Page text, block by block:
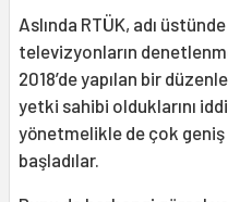
Aslında RTÜK, adı
televizyonların
2018’de yapılan bir
yetki sahibi olduklarını
yönetmelikle de çok
başladılar.